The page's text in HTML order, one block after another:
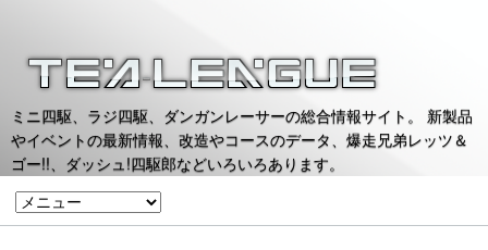
ミニ四駆、ラジ四駆、ダンガンレーサーの総合情報サイト。 新製品
やイベントの最新情報、改造やコースのデータ、爆走兄弟レッツ＆
ゴー!!、ダッシュ!四駆郎などいろいろあります。